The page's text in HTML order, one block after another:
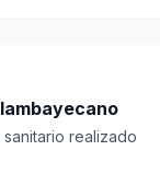
realizado